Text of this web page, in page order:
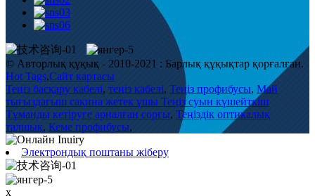
© Авторлық құқық - 2010-2021 : Барлық құқықтар қорғалған.
Hot Tags,Сайт картасы
Теңіз басқару кабелі, теңіз кабелі, Теңіз профибусы, Май
тығыздағыш сақина жетек ұшы Теңіз суын күшейткіш
Тұманды кетіруге арналған сорғы, Теңіздік оптикалық
талшық, Кеме профибусы,
Электрондық поштаны жіберу
x